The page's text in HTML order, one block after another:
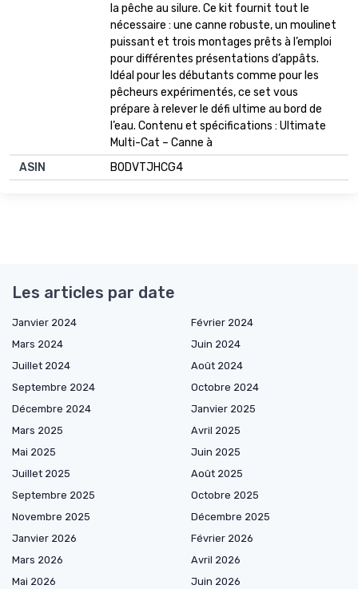
la pêche au silure. Ce kit fournit tout le
nécessaire : une canne robuste, un moulinet
puissant et trois montages prêts à l’emploi
pour différentes présentations d’appâts.
Idéal pour les débutants comme pour les
pêcheurs expérimentés, ce set vous
prépare à relever le défi ultime au bord de
l’eau. Contenu et spécifications : Ultimate
Multi-Cat – Canne à
ASIN
B0DVTJHCG4
Les articles par date
Janvier 2024
Février 2024
Mars 2024
Juin 2024
Juillet 2024
Août 2024
Septembre 2024
Octobre 2024
Décembre 2024
Janvier 2025
Mars 2025
Avril 2025
Mai 2025
Juin 2025
Juillet 2025
Août 2025
Septembre 2025
Octobre 2025
Novembre 2025
Décembre 2025
Janvier 2026
Février 2026
Mars 2026
Avril 2026
Mai 2026
Juin 2026